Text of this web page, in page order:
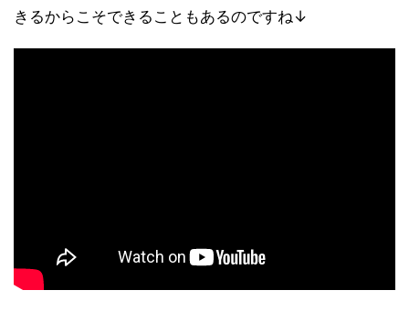
きるからこそできることもあるのですね↓